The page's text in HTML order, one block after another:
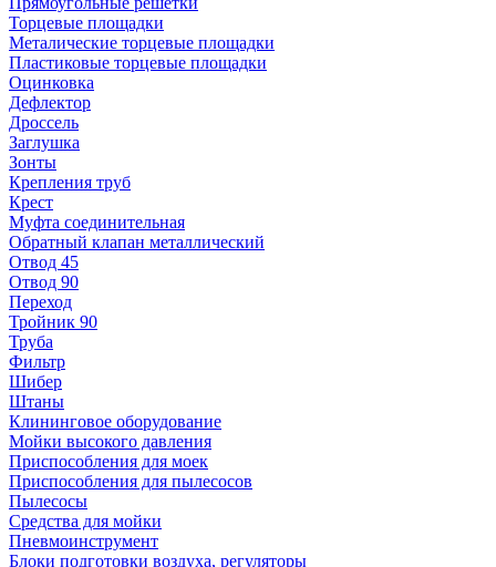
Торцевые площадки
Металические торцевые площадки
Пластиковые торцевые площадки
Оцинковка
Дефлектор
Дроссель
Заглушка
Зонты
Крепления труб
Крест
Муфта соединительная
Обратный клапан металлический
Отвод 45
Отвод 90
Переход
Тройник 90
Труба
Фильтр
Шибер
Штаны
Клининговое оборудование
Мойки высокого давления
Приспособления для моек
Приспособления для пылесосов
Пылесосы
Средства для мойки
Пневмоинструмент
Блоки подготовки воздуха, регуляторы